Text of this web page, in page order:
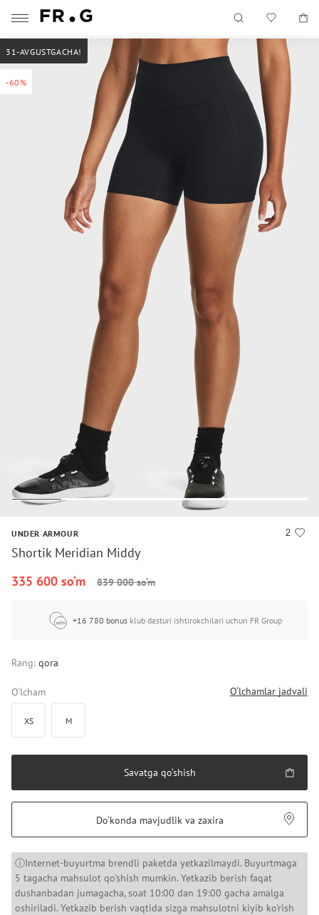
-60%
31-AVGUSTGACHA!
2
UNDER ARMOUR
Shortik Meridian Middy
335 600 so‘m
839 000 so‘m
+16 780 bonus klub dasturi ishtirokchilari uchun FR Group
Rang: qora
O‘lcham O‘lchamlar jadvali
XS M
Savatga qo‘shish
Do‘konda mavjudlik va zaxira
ⓘInternet-buyurtma brendli paketda yetkazilmaydi. Buyurtmaga
5 tagacha mahsulot qo'shish mumkin. Yetkazib berish faqat
dushanbadan jumagacha, soat 10:00 dan 19:00 gacha amalga
oshiriladi. Yetkazib berish vaqtida sizga mahsulotni kiyib ko'rish